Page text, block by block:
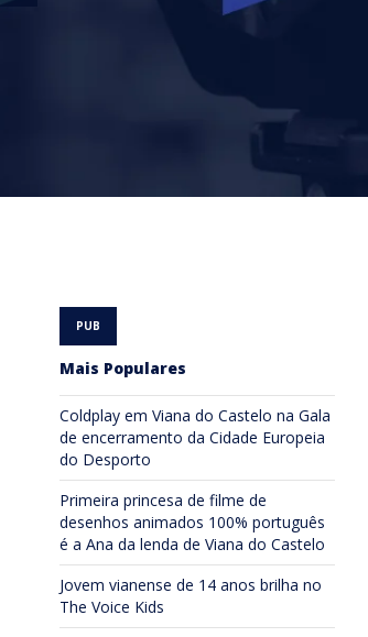
Mais Populares
Coldplay em Viana do Castelo na Gala
de encerramento da Cidade Europeia
do Desporto
Primeira princesa de filme de
desenhos animados 100% português
é a Ana da lenda de Viana do Castelo
Jovem vianense de 14 anos brilha no
The Voice Kids